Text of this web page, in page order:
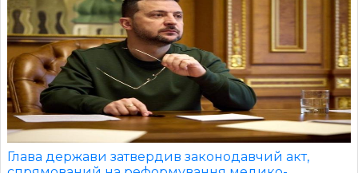
Глава держави затвердив законодавчий акт,